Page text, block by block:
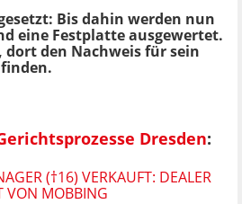
Bis dahin werden nun
eine Festplatte ausgewertet.
dort den Nachweis für sein
Dresden:
(†16) VERKAUFT: DEALER
VON MOBBING